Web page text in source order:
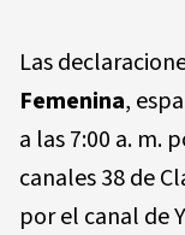
Las
Femenina,
a las 7:00 a. m.
canales 38 de
por el canal de